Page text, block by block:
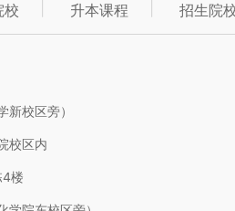
校 升本课程 招生院
校区旁）
校区内
4楼